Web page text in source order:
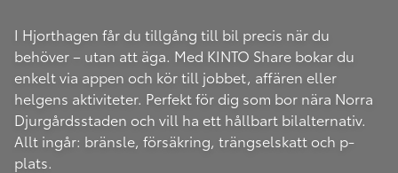
I Hjorthagen får du tillgång till bil precis när du
behöver – utan att äga. Med KINTO Share bokar du
enkelt via appen och kör till jobbet, affären eller
helgens aktiviteter. Perfekt för dig som bor nära Norra
Djurgårdsstaden och vill ha ett hållbart bilalternativ.
Allt ingår: bränsle, försäkring, trängselskatt och p-
plats.